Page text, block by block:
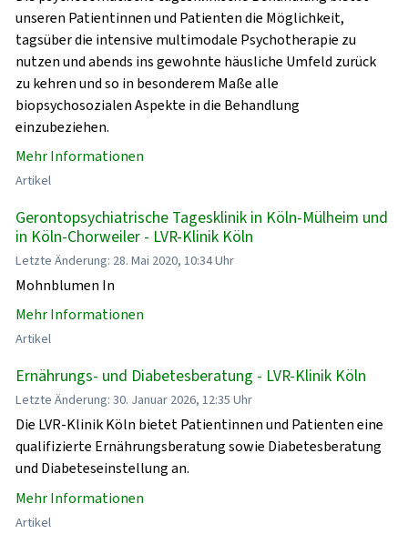
unseren Patientinnen und Patienten die Möglichkeit,
tagsüber die intensive multimodale Psychotherapie zu
nutzen und abends ins gewohnte häusliche Umfeld zurück
zu kehren und so in besonderem Maße alle
biopsychosozialen Aspekte in die Behandlung
einzubeziehen.
Mehr Informationen
Artikel
Gerontopsychiatrische Tagesklinik in Köln-Mülheim und
in Köln-Chorweiler - LVR-Klinik Köln
Letzte Änderung: 28. Mai 2020, 10:34 Uhr
Mohnblumen In
Mehr Informationen
Artikel
Ernährungs- und Diabetesberatung - LVR-Klinik Köln
Letzte Änderung: 30. Januar 2026, 12:35 Uhr
Die LVR-Klinik Köln bietet Patientinnen und Patienten eine
qualifizierte Ernährungsberatung sowie Diabetesberatung
und Diabeteseinstellung an.
Mehr Informationen
Artikel